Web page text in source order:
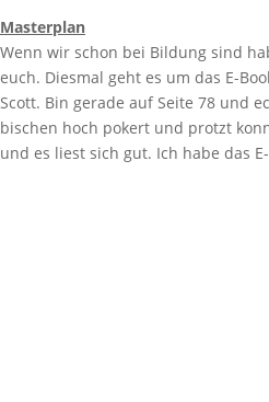
Masterplan
Wenn wir schon bei Bildung sind
euch. Diesmal geht es um das E-
Scott. Bin gerade auf Seite 78 und
bischen hoch pokert und protzt
und es liest sich gut. Ich habe das